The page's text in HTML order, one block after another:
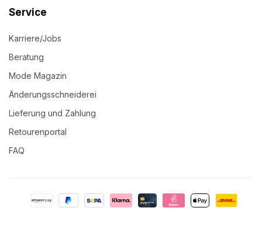
Service
Karriere/Jobs
Beratung
Mode Magazin
Änderungsschneiderei
Lieferung und Zahlung
Retourenportal
FAQ